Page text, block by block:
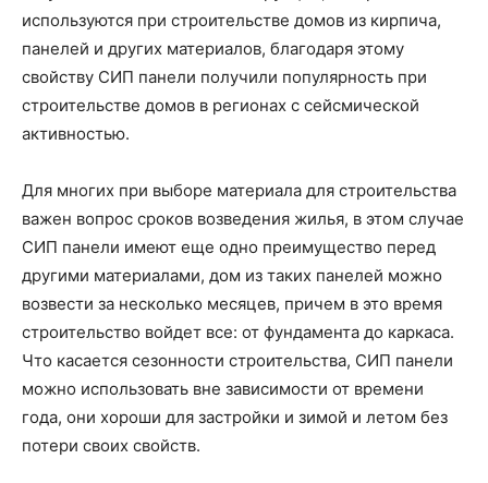
используются при строительстве домов из кирпича,
панелей и других материалов, благодаря этому
свойству СИП панели получили популярность при
строительстве домов в регионах с сейсмической
активностью.
Для многих при выборе материала для строительства
важен вопрос сроков возведения жилья, в этом случае
СИП панели имеют еще одно преимущество перед
другими материалами, дом из таких панелей можно
возвести за несколько месяцев, причем в это время
строительство войдет все: от фундамента до каркаса.
Что касается сезонности строительства, СИП панели
можно использовать вне зависимости от времени
года, они хороши для застройки и зимой и летом без
потери своих свойств.